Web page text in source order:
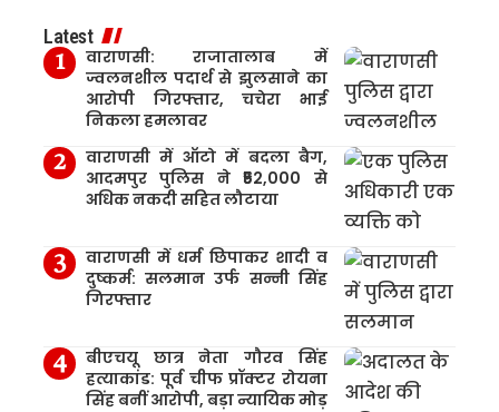
Latest
वाराणसी: राजातालाब में
ज्वलनशील पदार्थ से झुलसाने का
आरोपी गिरफ्तार, चचेरा भाई
निकला हमलावर
वाराणसी में ऑटो में बदला बैग,
आदमपुर पुलिस ने ₹52,000 से
अधिक नकदी सहित लौटाया
वाराणसी में धर्म छिपाकर शादी व
दुष्कर्म: सलमान उर्फ सन्नी सिंह
गिरफ्तार
बीएचयू छात्र नेता गौरव सिंह
हत्याकांड: पूर्व चीफ प्रॉक्टर रोयना
सिंह बनीं आरोपी, बड़ा न्यायिक मोड़